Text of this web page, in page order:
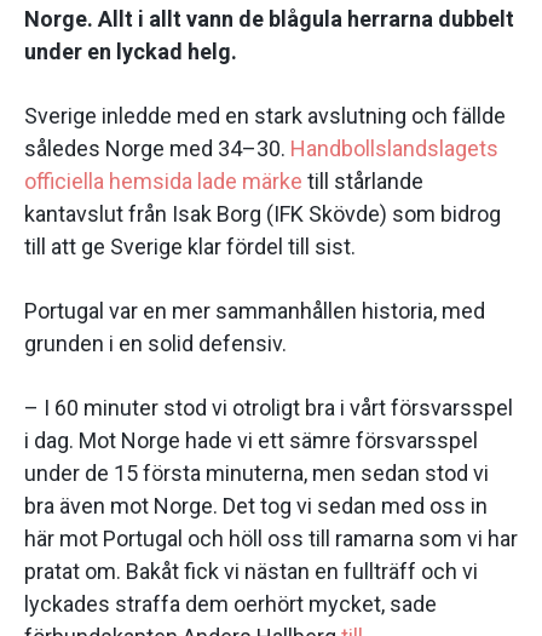
Norge. Allt i allt vann de blågula herrarna dubbelt
under en lyckad helg.
Sverige inledde med en stark avslutning och fällde
således Norge med 34–30. Handbollslandslagets
officiella hemsida lade märke till stårlande
kantavslut från Isak Borg (IFK Skövde) som bidrog
till att ge Sverige klar fördel till sist.
Portugal var en mer sammanhållen historia, med
grunden i en solid defensiv.
– I 60 minuter stod vi otroligt bra i vårt försvarsspel
i dag. Mot Norge hade vi ett sämre försvarsspel
under de 15 första minuterna, men sedan stod vi
bra även mot Norge. Det tog vi sedan med oss in
här mot Portugal och höll oss till ramarna som vi har
pratat om. Bakåt fick vi nästan en fullträff och vi
lyckades straffa dem oerhört mycket, sade